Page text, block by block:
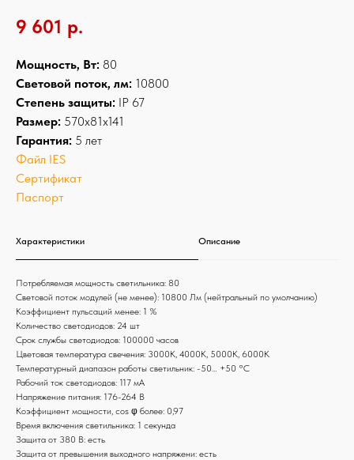
9 601 р.
Мощность, Вт: 80
Световой поток, лм: 10800
Степень защиты: IP 67
Размер: 570x81x141
Гарантия: 5 лет
Файл IES
Сертификат
Паспорт
Характеристики Описание
Потребляемая мощность светильника: 80
Световой поток модулей (не менее): 10800 Лм (нейтральный по умолчанию)
Коэффициент пульсаций менее: 1 %
Количество светодиодов: 24 шт
Срок службы светодиодов: 100000 часов
Цветовая температура свечения: 3000К, 4000К, 5000К, 6000К
Температурный диапазон работы светильник: -50… +50 °С
Рабочий ток светодиодов: 117 мА
Напряжение питания: 176-264 В
Коэффициент мощности, cos φ более: 0,97
Время включения светильника: 1 секунда
Защита от 380 В: есть
Защита от превышения выходного напряжени: есть